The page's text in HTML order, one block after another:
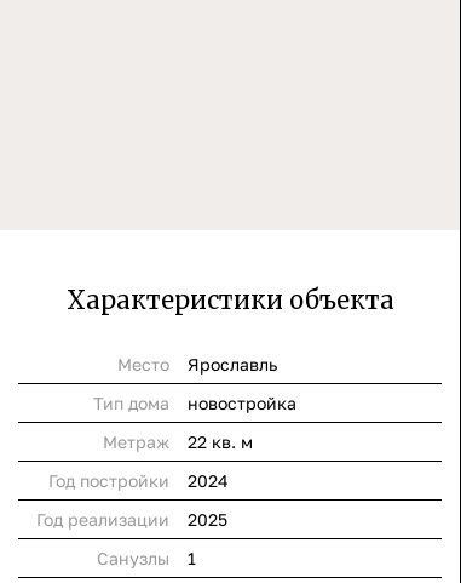
Характеристики объекта
Место
Ярославль
Тип дома
новостройка
Метраж
22 кв. м
Год постройки
2024
Год реализации
2025
Cанузлы
1